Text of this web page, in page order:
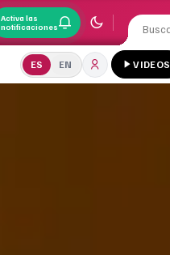
Activa las
notificaciones
ES EN VIDEOS